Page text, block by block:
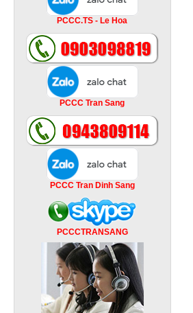
PCCC.TS - Le Hoa
PCCC Tran Sang
PCCC Tran Dinh Sang
PCCCTRANSANG